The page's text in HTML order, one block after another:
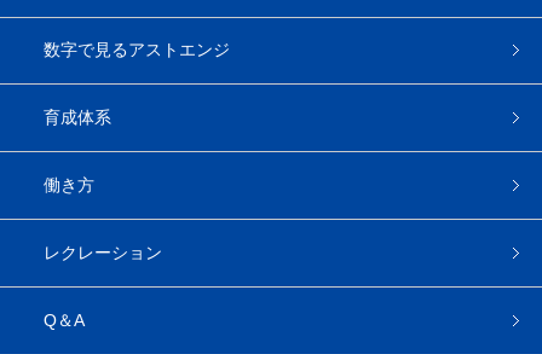
数字で見るアストエンジ
育成体系
働き方
レクレーション
Q＆A